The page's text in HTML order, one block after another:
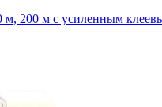
с усиленным слоем 100 м,